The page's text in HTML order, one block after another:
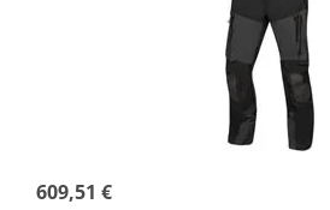
609,51 €